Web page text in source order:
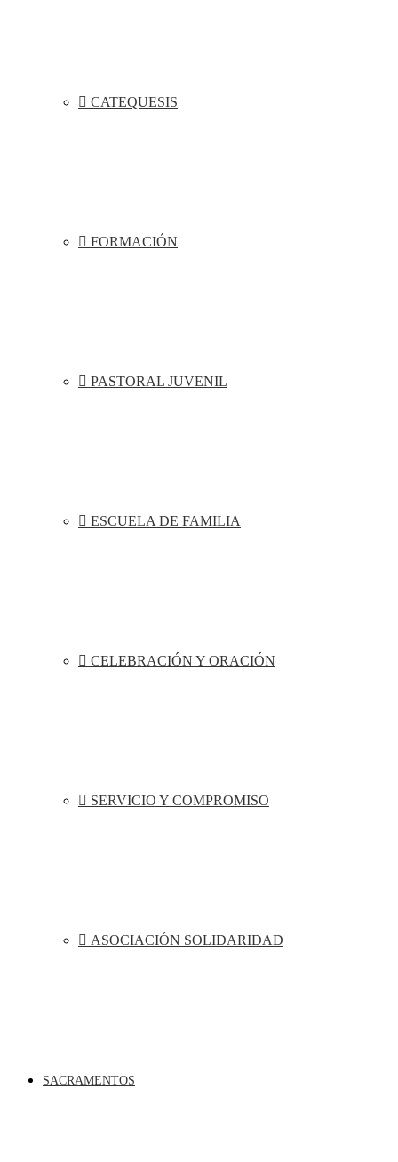
CATEQUESIS
FORMACIÓN
PASTORAL JUVENIL
ESCUELA DE FAMILIA
CELEBRACIÓN Y ORACIÓN
SERVICIO Y COMPROMISO
ASOCIACIÓN SOLIDARIDAD
SACRAMENTOS